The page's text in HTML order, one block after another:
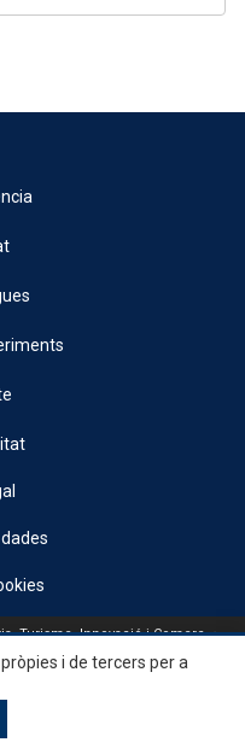
Turisme, Innovació i Comerç •
i de tercers per a